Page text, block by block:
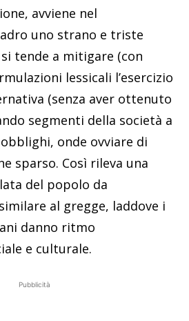
avviene nel
uno strano e triste
tende a mitigare (con
lessicali l’esercizio
(senza aver ottenuto
segmenti della società a
onde ovviare di
sparso. Così rileva una
del popolo da
al gregge, laddove i
danno ritmo
e culturale.
Pubblicità